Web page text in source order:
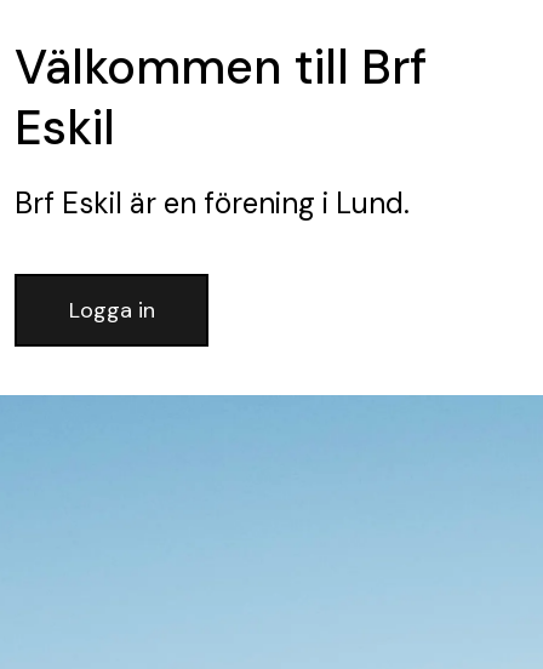
Välkommen till Brf
Eskil
Brf Eskil är en förening i Lund.
Logga in